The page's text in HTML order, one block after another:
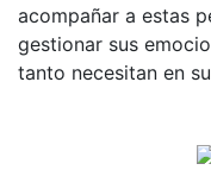
acompañar a estas
gestionar sus
tanto necesitan en